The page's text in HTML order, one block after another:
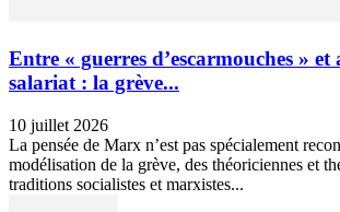
Entre « guerres d’escarmouches »
salariat : la grève...
10 juillet 2026
La pensée de Marx n’est pas spécialement
modélisation de la grève, des théoriciennes et
traditions socialistes et marxistes...